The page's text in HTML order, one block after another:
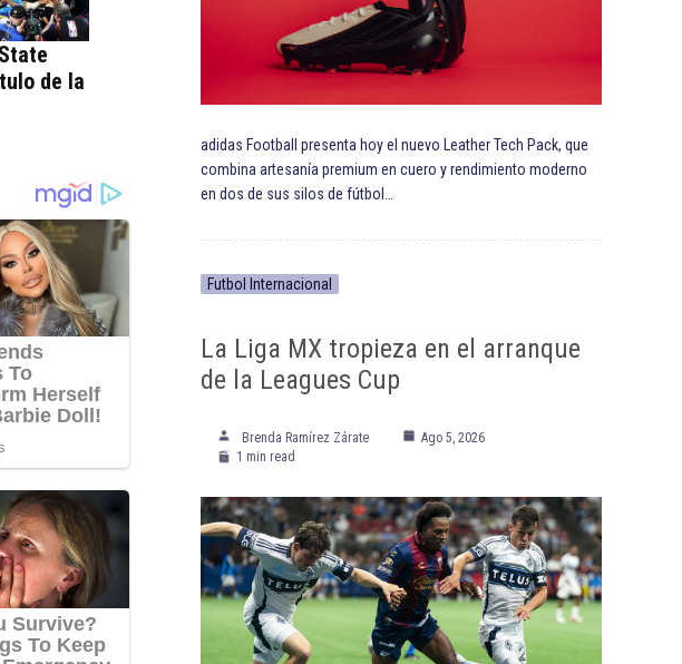
de la
adidas Football presenta hoy el nuevo Leather Tech Pack, que
combina artesanía premium en cuero y rendimiento moderno
en dos de sus silos de fútbol…
Futbol Internacional
La Liga MX tropieza en el arranque
de la Leagues Cup
Brenda Ramírez Zárate
Ago 5, 2026
1 min read